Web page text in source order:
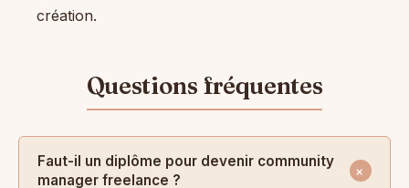
création.
Faut-il un diplôme pour devenir community
manager freelance ?